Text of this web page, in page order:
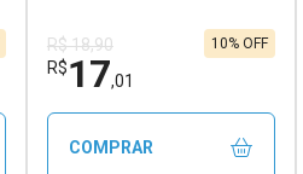
R$ 18,90
R$17,01
10% OFF
COMPRAR